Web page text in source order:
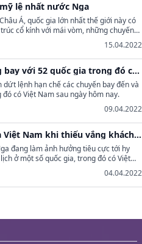
lệ nhất nước Nga
Á, quốc gia lớn nhất thế giới này có
cổ kính với mái vòm, những chuyến
đất hoang vu rộng lớn...Từ lâu, Nga đã
đến với một đất nước có vô số phong
thuật.
15.04.2022
với 52 quốc gia trong đó có
dứt lệnh hạn chế các chuyến bay đến và
có Việt Nam sau ngày hôm nay.
09.04.2022
Việt Nam khi thiếu vắng khách
đang làm ảnh hưởng tiêu cực tới hy
ở một số quốc gia, trong đó có Việt
04.04.2022